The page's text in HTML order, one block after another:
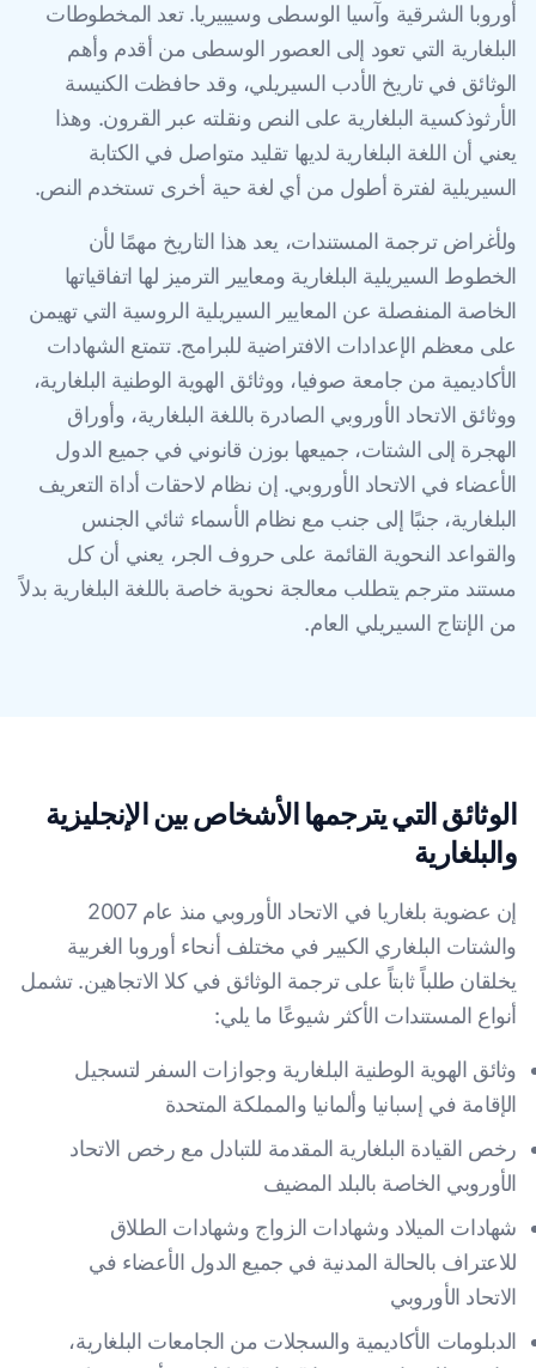
أوروبا الشرقية وآسيا الوسطى وسيبيريا. تعد المخطوطات
البلغارية التي تعود إلى العصور الوسطى من أقدم وأهم
الوثائق في تاريخ الأدب السيريلي، وقد حافظت الكنيسة
الأرثوذكسية البلغارية على النص ونقلته عبر القرون. وهذا
يعني أن اللغة البلغارية لديها تقليد متواصل في الكتابة
السيريلية لفترة أطول من أي لغة حية أخرى تستخدم النص.
ولأغراض ترجمة المستندات، يعد هذا التاريخ مهمًا لأن
الخطوط السيريلية البلغارية ومعايير الترميز لها اتفاقياتها
الخاصة المنفصلة عن المعايير السيريلية الروسية التي تهيمن
على معظم الإعدادات الافتراضية للبرامج. تتمتع الشهادات
الأكاديمية من جامعة صوفيا، ووثائق الهوية الوطنية البلغارية،
ووثائق الاتحاد الأوروبي الصادرة باللغة البلغارية، وأوراق
الهجرة إلى الشتات، جميعها بوزن قانوني في جميع الدول
الأعضاء في الاتحاد الأوروبي. إن نظام لاحقات أداة التعريف
البلغارية، جنبًا إلى جنب مع نظام الأسماء ثنائي الجنس
والقواعد النحوية القائمة على حروف الجر، يعني أن كل
مستند مترجم يتطلب معالجة نحوية خاصة باللغة البلغارية بدلاً
من الإنتاج السيريلي العام.
الوثائق التي يترجمها الأشخاص بين الإنجليزية
والبلغارية
إن عضوية بلغاريا في الاتحاد الأوروبي منذ عام 2007
والشتات البلغاري الكبير في مختلف أنحاء أوروبا الغربية
يخلقان طلباً ثابتاً على ترجمة الوثائق في كلا الاتجاهين. تشمل
أنواع المستندات الأكثر شيوعًا ما يلي:
وثائق الهوية الوطنية البلغارية وجوازات السفر لتسجيل
الإقامة في إسبانيا وألمانيا والمملكة المتحدة
رخص القيادة البلغارية المقدمة للتبادل مع رخص الاتحاد
الأوروبي الخاصة بالبلد المضيف
شهادات الميلاد وشهادات الزواج وشهادات الطلاق
للاعتراف بالحالة المدنية في جميع الدول الأعضاء في
الاتحاد الأوروبي
الدبلومات الأكاديمية والسجلات من الجامعات البلغارية،